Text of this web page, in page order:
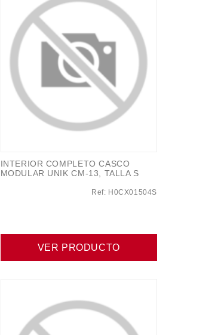
INTERIOR COMPLETO CASCO
MODULAR UNIK CM-13, TALLA S
Ref: H0CX01504S
VER PRODUCTO